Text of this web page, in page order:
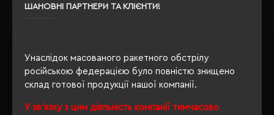
ШАНОВНІ ПАРТНЕРИ ТА КЛІЄНТИ!
Унаслідок масованого ракетного обстрілу
російською федерацією було повністю знищено
склад готової продукції нашої компанії.
У зв'язку з цим діяльність компанії тимчасово